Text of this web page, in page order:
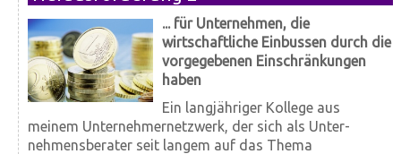
... für Unternehmen, die
wirtschaftliche Einbussen durch die
vorgegebenen Einschränkungen
haben
Ein lang­jähriger Kollege aus
meinem Unter­nehmer­netzwerk, der sich als Unter­
nehmens­berater seit langem auf das Thema